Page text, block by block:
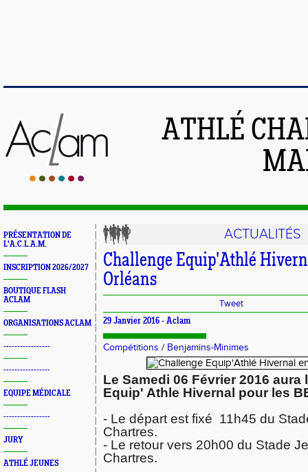
ATHLÉ
PRÉSENTATION DE
L'A.C.L.A.M.
INSCRIPTION 2026/2027
BOUTIQUE FLASH
ACLAM
ORGANISATIONS ACLAM
-----------------
-----------------
EQUIPE MÉDICALE
-----------------
JURY
ATHLÉ JEUNES
ACTUALITÉS
Challenge Equip'Athlé
Orléans
Tweet
29 Janvier 2016 - Aclam
Compétitions / Benjamins-Minimes
Le Samedi 06 Février 2016
Equip' Athle Hivernal pour les
- Le départ est fixé  11h45 du
Chartres.
- Le retour vers 20h00 du Stade
Chartres.